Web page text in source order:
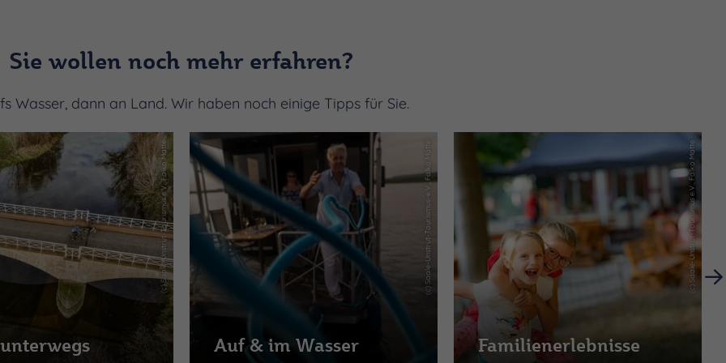
Sie wollen noch mehr erfahren?
Wasser, dann an Land. Wir haben noch einige Tipps für Sie.
(c) Saale-Unstrut-Tourismus e.V., Falko Matte (c) Saale-Unstrut-Tourismus-e.V., Falko Matte
Auf & im Wasser
(c) Saale-Unstrut-Tourismus e.V., Falko Matte
Familienerlebnisse